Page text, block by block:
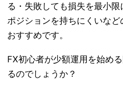
る・失敗しても損失を最小
ポジションを持ちにくいな
おすすめです。
FX初心者が少額運用を始め
るのでしょうか？